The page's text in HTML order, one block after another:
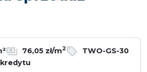
76,05 zł/m2
TWO-GS-30